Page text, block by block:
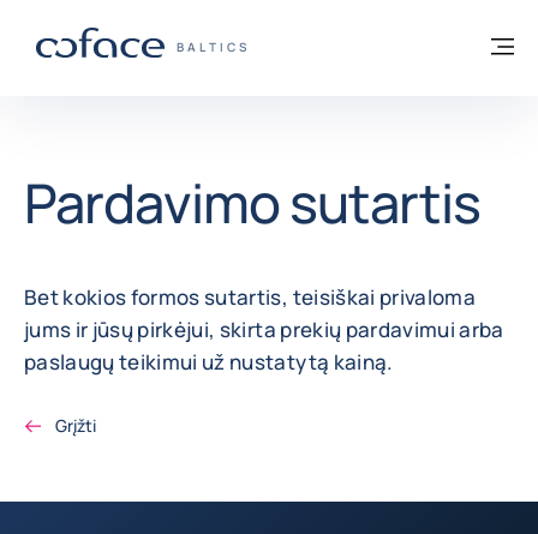
„COFACE“ FOR TRADE - GRUPĖS
BALTICS
Grįžti į pradžią
Pardavimo sutartis
Bet kokios formos sutartis, teisiškai privaloma
jums ir jūsų pirkėjui, skirta prekių pardavimui arba
paslaugų teikimui už nustatytą kainą.
Grįžti